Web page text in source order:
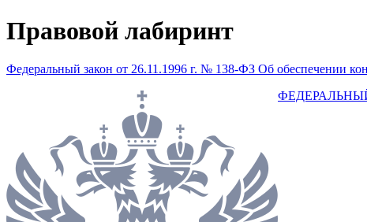
Правовой лабиринт
Федеральный закон от 26.11.1996 г. № 138-ФЗ Об обеспечении
ФЕДЕРАЛЬНЫЙ